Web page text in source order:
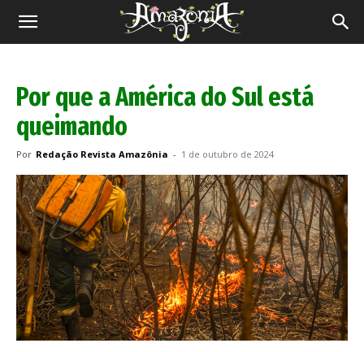
Revista
Por que a América do Sul está
queimando
Por Redação Revista Amazônia - 1 de outubro de 2024